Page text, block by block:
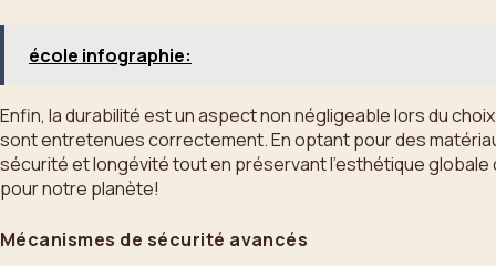
école infographie:
Enfin, la durabilité est un aspect non négligeable lors du
sont entretenues correctement. En optant pour des
sécurité et longévité tout en préservant l’esthétique
pour notre planète!
Mécanismes de sécurité avancés